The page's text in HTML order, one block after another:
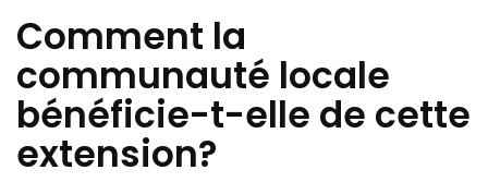
Comment la
communauté locale
bénéficie-t-elle de cette
extension?